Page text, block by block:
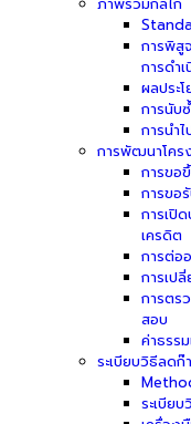
การพิสู
การดำ
ผลประ
การนับ
การนำ
การพัฒนาโคร
การขอ
การขอ
การเปิ
เครดิต
การต่อ
การเป
การตร
สอบ
ค่าธรร
ระเบียบวิธีลดก๊
ระเบีย